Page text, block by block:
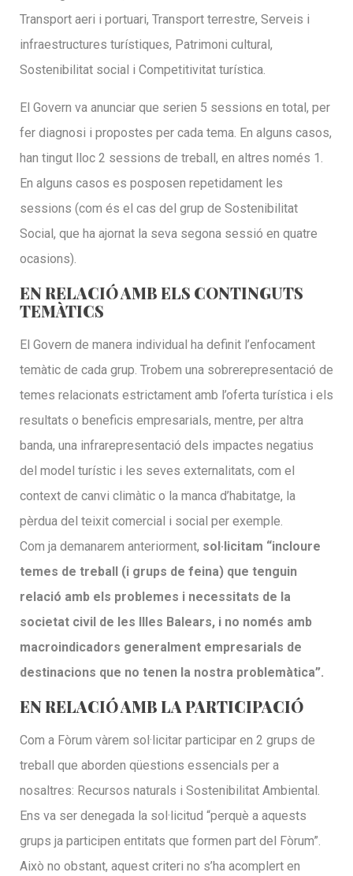
Transport aeri i portuari, Transport terrestre, Serveis i
infraestructures turístiques, Patrimoni cultural,
Sostenibilitat social i Competitivitat turística.
El Govern va anunciar que serien 5 sessions en total, per
fer diagnosi i propostes per cada tema. En alguns casos,
han tingut lloc 2 sessions de treball, en altres només 1.
En alguns casos es posposen repetidament les
sessions (com és el cas del grup de Sostenibilitat
Social, que ha ajornat la seva segona sessió en quatre
ocasions).
EN RELACIÓ AMB ELS CONTINGUTS
TEMÀTICS
El Govern de manera individual ha definit l’enfocament
temàtic de cada grup. Trobem una sobrerepresentació de
temes relacionats estrictament amb l’oferta turística i els
resultats o beneficis empresarials, mentre, per altra
banda, una infrarepresentació dels impactes negatius
del model turístic i les seves externalitats, com el
context de canvi climàtic o la manca d’habitatge, la
pèrdua del teixit comercial i social per exemple.
Com ja demanarem anteriorment, sol·licitam “incloure
temes de treball (i grups de feina) que tenguin
relació amb els problemes i necessitats de la
societat civil de les Illes Balears, i no només amb
macroindicadors generalment empresarials de
destinacions que no tenen la nostra problemàtica”.
EN RELACIÓ AMB LA PARTICIPACIÓ
Com a Fòrum vàrem sol·licitar participar en 2 grups de
treball que aborden qüestions essencials per a
nosaltres: Recursos naturals i Sostenibilitat Ambiental.
Ens va ser denegada la sol·licitud “perquè a aquests
grups ja participen entitats que formen part del Fòrum”.
Això no obstant, aquest criteri no s’ha acomplert en